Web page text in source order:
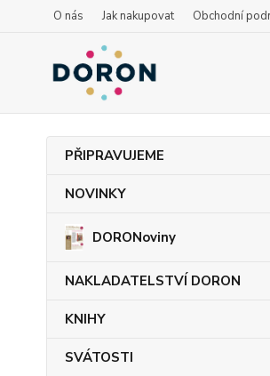
O nás Jak nakupovat Obchodní
PŘIPRAVUJEME
NOVINKY
DORONoviny
NAKLADATELSTVÍ DORON
KNIHY
SVÁTOSTI